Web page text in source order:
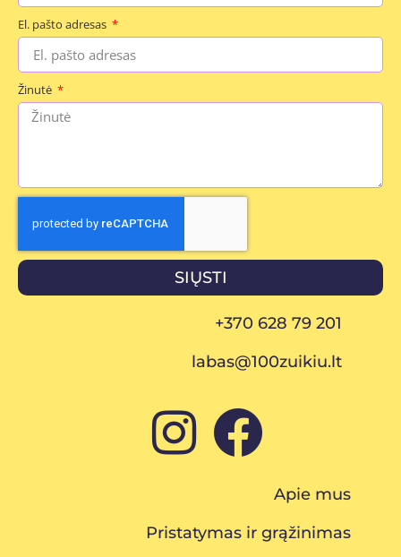
El. pašto adresas
Žinutė
SIŲSTI
+370 628 79 201
labas@100zuikiu.lt
Apie mus
Pristatymas ir grąžinimas